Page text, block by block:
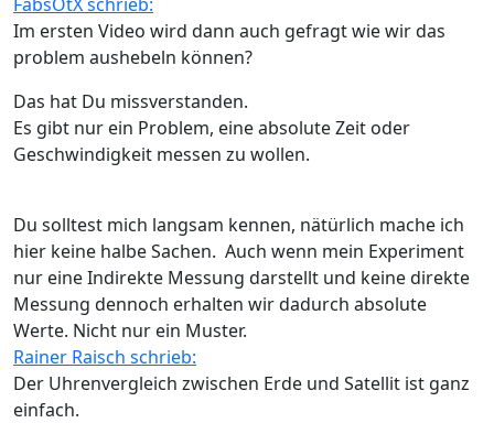
Im ersten Video wird dann auch gefragt wie wir das
problem aushebeln können?
Das hat Du missverstanden.
Es gibt nur ein Problem, eine absolute Zeit oder
Geschwindigkeit messen zu wollen.
Du solltest mich langsam kennen, nätürlich mache ich
hier keine halbe Sachen. Auch wenn mein Experiment
nur eine Indirekte Messung darstellt und keine direkte
Messung dennoch erhalten wir dadurch absolute
Werte. Nicht nur ein Muster.
Rainer Raisch schrieb:
Der Uhrenvergleich zwischen Erde und Satellit ist ganz
einfach.